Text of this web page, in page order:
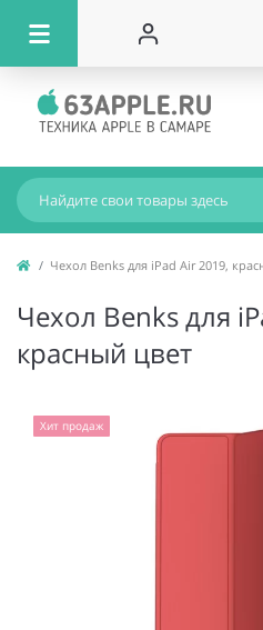
Чехол Benks для iPad Air 2019,
Чехол Benks для
красный цвет
Хит продаж